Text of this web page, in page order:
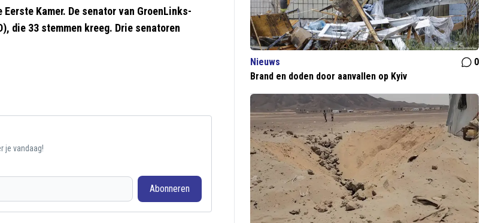
Kamer. De senator van GroenLinks-
die 33 stemmen kreeg. Drie senatoren
je vandaag!
Abonneren
Nieuws
0
Brand en doden door aanvallen op Kyiv